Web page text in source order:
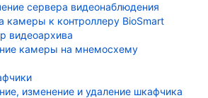
сервера видеонаблюдения
камеры к контроллеру BioSmart
видеоархива
камеры на мнемосхему
изменение и удаление шкафчика